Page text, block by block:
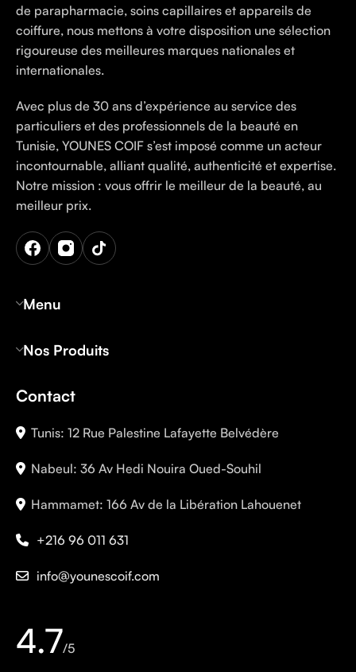
de parapharmacie, soins capillaires et appareils de
coiffure, nous mettons à votre disposition une sélection
rigoureuse des meilleures marques nationales et
internationales.
Avec plus de 30 ans d’expérience au service des
particuliers et des professionnels de la beauté en
Tunisie, YOUNES COIF s’est imposé comme un acteur
incontournable, alliant qualité, authenticité et expertise.
Notre mission : vous offrir le meilleur de la beauté, au
meilleur prix.
Menu
Nos Produits
Contact
Tunis: 12 Rue Palestine Lafayette Belvédère
Nabeul: 36 Av Hedi Nouira Oued-Souhil
Hammamet: 166 Av de la Libération Lahouenet
+216 96 011 631
info@younescoif.com
4.7/5